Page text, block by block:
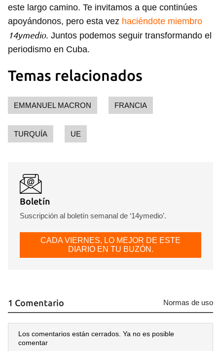
Guardar como favorito
este largo camino. Te invitamos a que continúes
apoyándonos, pero esta vez haciéndote miembro
14ymedio. Juntos podemos seguir transformando el
periodismo en Cuba.
Temas relacionados
EMMANUEL MACRON FRANCIA
TURQUÍA UE
Boletín
Suscripción al boletín semanal de ‘14ymedio’.
CADA VIERNES, LO MEJOR DE ESTE
DIARIO EN TU BUZÓN.
1 Comentario Normas de uso
Los comentarios están cerrados. Ya no es posible
comentar